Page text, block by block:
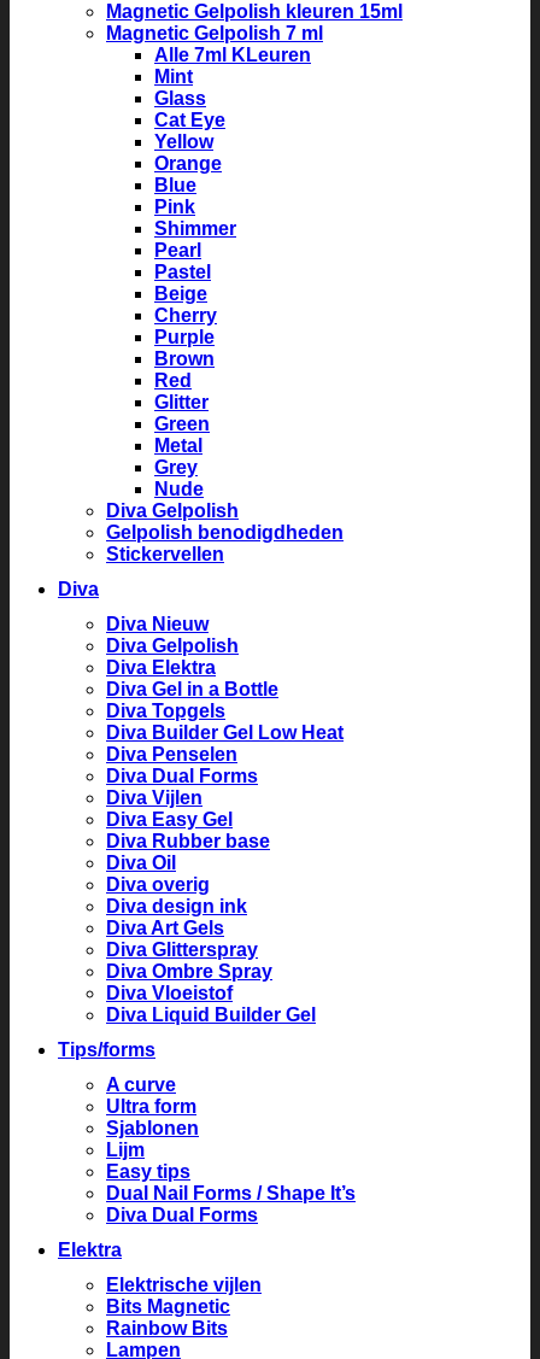
Magnetic Gelpolish kleuren 15ml
Magnetic Gelpolish 7 ml
Alle 7ml KLeuren
Mint
Glass
Cat Eye
Yellow
Orange
Blue
Pink
Shimmer
Pearl
Pastel
Beige
Cherry
Purple
Brown
Red
Glitter
Green
Metal
Grey
Nude
Diva Gelpolish
Gelpolish benodigdheden
Stickervellen
Diva
Diva Nieuw
Diva Gelpolish
Diva Elektra
Diva Gel in a Bottle
Diva Topgels
Diva Builder Gel Low Heat
Diva Penselen
Diva Dual Forms
Diva Vijlen
Diva Easy Gel
Diva Rubber base
Diva Oil
Diva overig
Diva design ink
Diva Art Gels
Diva Glitterspray
Diva Ombre Spray
Diva Vloeistof
Diva Liquid Builder Gel
Tips/forms
A curve
Ultra form
Sjablonen
Lijm
Easy tips
Dual Nail Forms / Shape It’s
Diva Dual Forms
Elektra
Elektrische vijlen
Bits Magnetic
Rainbow Bits
Lampen